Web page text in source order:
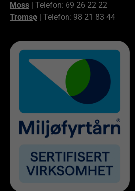
Moss | Telefon: 69 26 22 22
Tromsø | Telefon: 98 21 83 44